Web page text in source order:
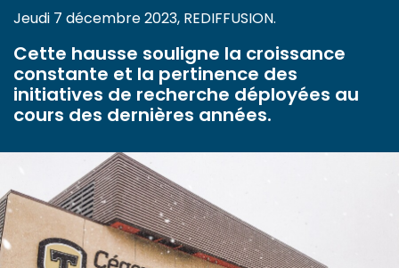
Jeudi 7 décembre 2023, REDIFFUSION.
Cette hausse souligne la croissance
constante et la pertinence des
initiatives de recherche déployées au
cours des dernières années.